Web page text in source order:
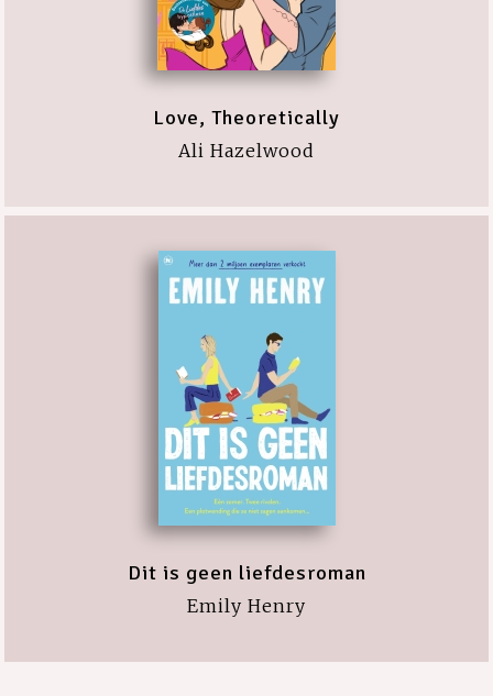
Love, Theoretically
Ali Hazelwood
Dit is geen liefdesroman
Emily Henry